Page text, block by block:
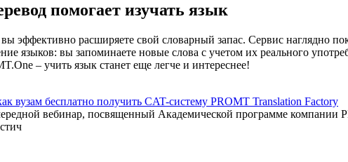
помогает изучать язык
эффективно расширяете свой словарный запас. Сервис наглядно
языков: вы запоминаете новые слова с учетом их реального
– учить язык станет еще легче и интереснее!
вузам бесплатно получить CAT-систему PROMT Translation Factory
вебинар, посвященный Академической программе компании